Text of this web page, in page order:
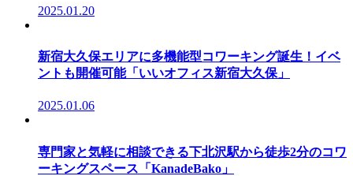
2025.01.20
新宿大久保エリアに多機能型コワーキング誕生！イベ
ントも開催可能「いいオフィス新宿大久保」
2025.01.06
専門家と気軽に相談できる下北沢駅から徒歩2分のコワ
ーキングスペース「KanadeBako」